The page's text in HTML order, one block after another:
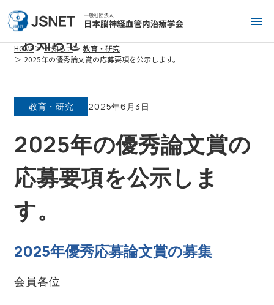
お知らせ
HOME お知らせ
教育・研究
2025年の優秀論文賞の応募要項を公示します。
教育・研究 2025年6月3日
2025年の優秀論文賞の
応募要項を公示しま
す。
2025年優秀応募論文賞の募集
会員各位